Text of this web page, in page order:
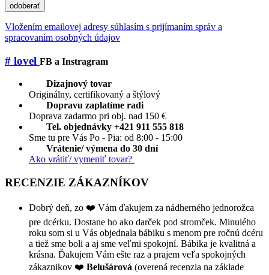
odoberať
Vložením emailovej adresy súhlasím s prijímaním správ a
spracovaním osobných údajov
# lovel FB a Instragram
Dizajnový tovar
Originálny, certifikovaný a štýlový
Dopravu zaplatíme radi
Doprava zadarmo pri obj. nad 150 €
Tel. objednávky +421 911 555 818
Sme tu pre Vás Po - Pia: od 8:00 - 15:00
Vrátenie/ výmena do 30 dní
Ako vrátiť/ vymeniť tovar?
RECENZIE ZÁKAZNÍKOV
Dobrý deň, zo ❤️ Vám ďakujem za nádherného jednorožca
pre dcérku. Dostane ho ako darček pod stromček. Minulého
roku som si u Vás objednala bábiku s menom pre ročnú dcéru
a tiež sme boli a aj sme veľmi spokojní. Bábika je kvalitná a
krásna. Ďakujem Vám ešte raz a prajem veľa spokojných
zákaznikov ❤️ Belušárová (overená recenzia na základe